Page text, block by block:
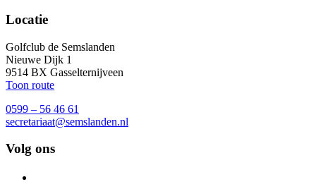
Locatie
Golfclub de Semslanden
Nieuwe Dijk 1
9514 BX Gasselternijveen
Toon route
0599 – 56 46 61
secretariaat@semslanden.nl
Volg ons